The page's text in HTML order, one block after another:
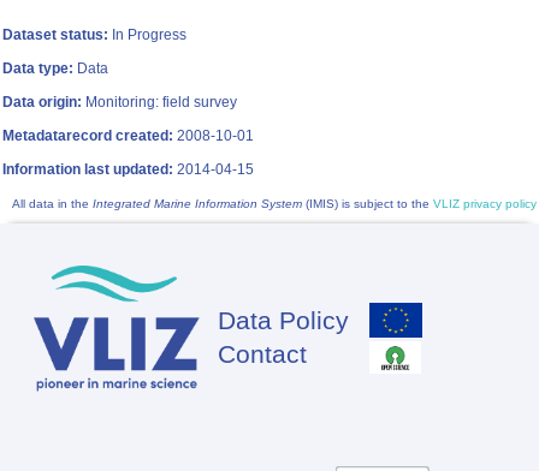
Dataset status: In Progress
Data type: Data
Data origin: Monitoring: field survey
Metadatarecord created: 2008-10-01
Information last updated: 2014-04-15
All data in the Integrated Marine Information System (IMIS) is subject to the VLIZ privacy policy
Footer
Data Policy
Contact